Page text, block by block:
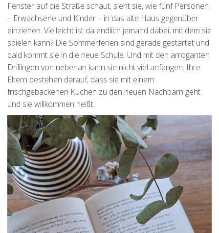
Fenster auf die Straße schaut, sieht sie, wie fünf Personen
– Erwachsene und Kinder – in das alte Haus gegenüber
einziehen. Vielleicht ist da endlich jemand dabei, mit dem sie
spielen kann? Die Sommerferien sind gerade gestartet und
bald kommt sie in die neue Schule. Und mit den arroganten
Drillingen von nebenan kann sie nicht viel anfangen. Ihre
Eltern bestehen darauf, dass sie mit einem
frischgebackenen Kuchen zu den neuen Nachbarn geht
und sie willkommen heißt.